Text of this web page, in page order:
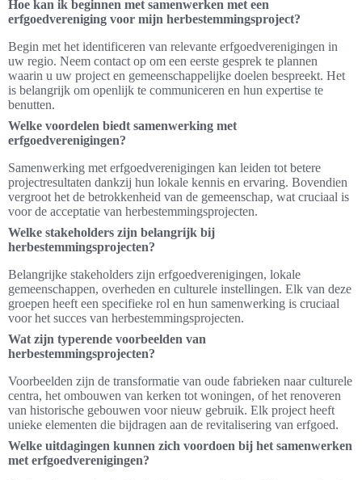
Hoe kan ik beginnen met samenwerken met een
erfgoedvereniging voor mijn herbestemmingsproject?
Begin met het identificeren van relevante erfgoedverenigingen in
uw regio. Neem contact op om een eerste gesprek te plannen
waarin u uw project en gemeenschappelijke doelen bespreekt. Het
is belangrijk om openlijk te communiceren en hun expertise te
benutten.
Welke voordelen biedt samenwerking met
erfgoedverenigingen?
Samenwerking met erfgoedverenigingen kan leiden tot betere
projectresultaten dankzij hun lokale kennis en ervaring. Bovendien
vergroot het de betrokkenheid van de gemeenschap, wat cruciaal is
voor de acceptatie van herbestemmingsprojecten.
Welke stakeholders zijn belangrijk bij
herbestemmingsprojecten?
Belangrijke stakeholders zijn erfgoedverenigingen, lokale
gemeenschappen, overheden en culturele instellingen. Elk van deze
groepen heeft een specifieke rol en hun samenwerking is cruciaal
voor het succes van herbestemmingsprojecten.
Wat zijn typerende voorbeelden van
herbestemmingsprojecten?
Voorbeelden zijn de transformatie van oude fabrieken naar culturele
centra, het ombouwen van kerken tot woningen, of het renoveren
van historische gebouwen voor nieuw gebruik. Elk project heeft
unieke elementen die bijdragen aan de revitalisering van erfgoed.
Welke uitdagingen kunnen zich voordoen bij het samenwerken
met erfgoedverenigingen?